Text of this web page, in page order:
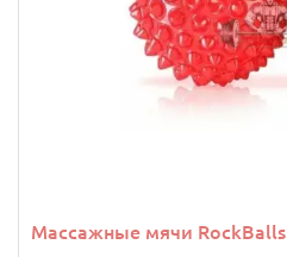
Массажные мячи RockBalls